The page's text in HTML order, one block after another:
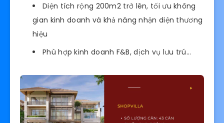
Diện tích rộng 200m2 trở lên, tối ưu không
gian kinh doanh và khả năng nhận diện thương
hiệu
Phù hợp kinh doanh F&B, dịch vụ lưu trú…